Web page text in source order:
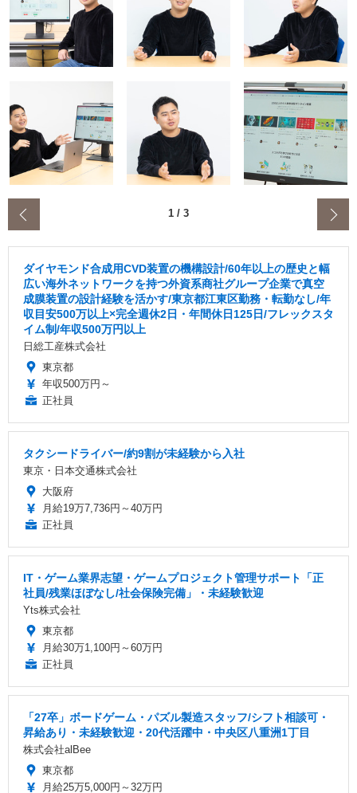
1 / 3
ダイヤモンド合成用CVD装置の機構設計/60年以上の歴史と幅
広い海外ネットワークを持つ外資系商社グループ企業で真空
成膜装置の設計経験を活かす/東京都江東区勤務・転勤なし/年
収目安500万以上×完全週休2日・年間休日125日/フレックスタ
イム制/年収500万円以上
日総工産株式会社
東京都
年収500万円～
正社員
タクシードライバー/約9割が未経験から入社
東京・日本交通株式会社
大阪府
月給19万7,736円～40万円
正社員
IT・ゲーム業界志望・ゲームプロジェクト管理サポート「正
社員/残業ほぼなし/社会保険完備」・未経験歓迎
Yts株式会社
東京都
月給30万1,100円～60万円
正社員
「27卒」ボードゲーム・パズル製造スタッフ/シフト相談可・
昇給あり・未経験歓迎・20代活躍中・中央区八重洲1丁目
株式会社alBee
東京都
月給25万5,000円～32万円